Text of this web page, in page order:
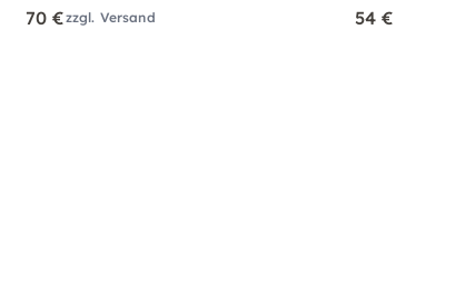
70 €zzgl. Versand 54 €